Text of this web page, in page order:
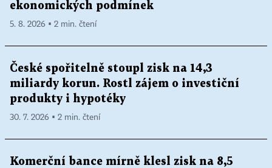
ekonomických podmínek
5. 8. 2026 ▪ 2 min. čtení
České spořitelně stoupl zisk na 14,3
miliardy korun. Rostl zájem o investiční
produkty i hypotéky
30. 7. 2026 ▪ 2 min. čtení
Komerční bance mírně klesl zisk na 8,5